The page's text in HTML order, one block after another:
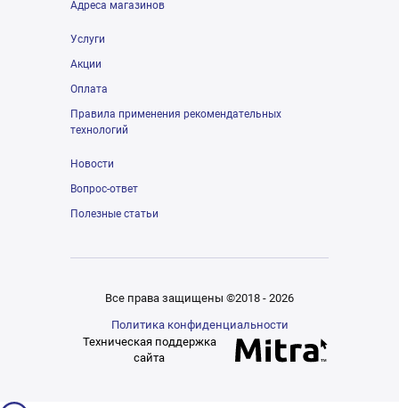
Адреса магазинов
Услуги
Акции
Оплата
Правила применения рекомендательных
технологий
Новости
Вопрос-ответ
Полезные статьи
Все права защищены ©2018 - 2026
Политика конфиденциальности
Техническая поддержка
сайта